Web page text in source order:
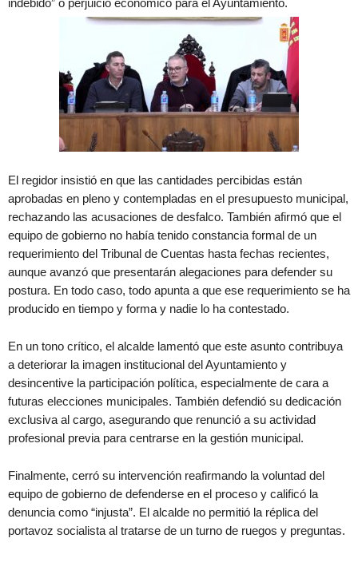
indebido” o perjuicio económico para el Ayuntamiento.
El regidor insistió en que las cantidades percibidas están
aprobadas en pleno y contempladas en el presupuesto municipal,
rechazando las acusaciones de desfalco. También afirmó que el
equipo de gobierno no había tenido constancia formal de un
requerimiento del Tribunal de Cuentas hasta fechas recientes,
aunque avanzó que presentarán alegaciones para defender su
postura. En todo caso, todo apunta a que ese requerimiento se ha
producido en tiempo y forma y nadie lo ha contestado.
En un tono crítico, el alcalde lamentó que este asunto contribuya
a deteriorar la imagen institucional del Ayuntamiento y
desincentive la participación política, especialmente de cara a
futuras elecciones municipales. También defendió su dedicación
exclusiva al cargo, asegurando que renunció a su actividad
profesional previa para centrarse en la gestión municipal.
Finalmente, cerró su intervención reafirmando la voluntad del
equipo de gobierno de defenderse en el proceso y calificó la
denuncia como “injusta”. El alcalde no permitió la réplica del
portavoz socialista al tratarse de un turno de ruegos y preguntas.